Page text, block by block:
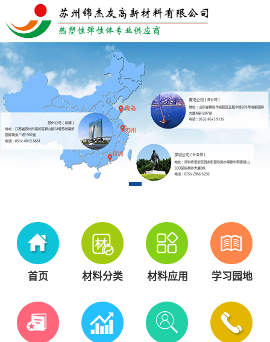
首页 材料分类 材料应用 学习园地